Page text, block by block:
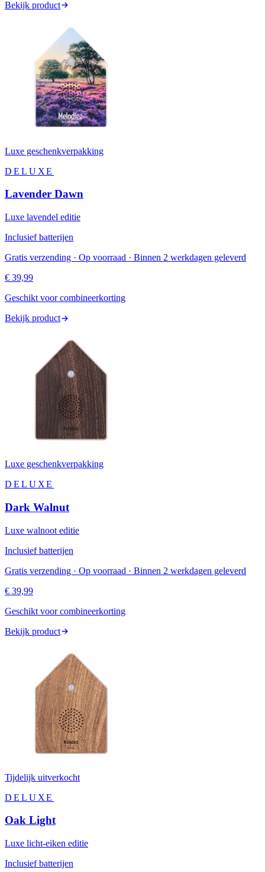
Bekijk product
Luxe geschenkverpakking
DELUXE
Lavender Dawn
Luxe lavendel editie
Inclusief batterijen
Gratis verzending · Op voorraad · Binnen 2 werkdagen geleverd
€ 39,99
Geschikt voor combineerkorting
Bekijk product
Luxe geschenkverpakking
DELUXE
Dark Walnut
Luxe walnoot editie
Inclusief batterijen
Gratis verzending · Op voorraad · Binnen 2 werkdagen geleverd
€ 39,99
Geschikt voor combineerkorting
Bekijk product
Tijdelijk uitverkocht
DELUXE
Oak Light
Luxe licht-eiken editie
Inclusief batterijen